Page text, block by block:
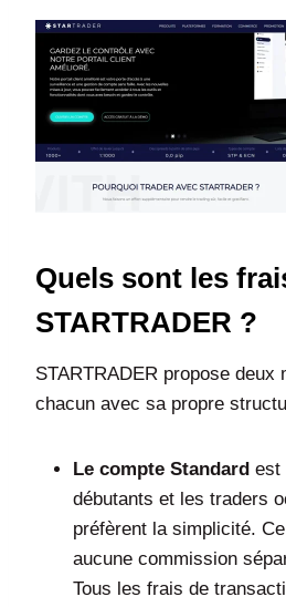
Quels sont les
STARTRADER ?
STARTRADER propose deux
chacun avec sa propre
Le compte Standard est
débutants et les traders
préfèrent la simplicité.
aucune commission
Tous les frais de